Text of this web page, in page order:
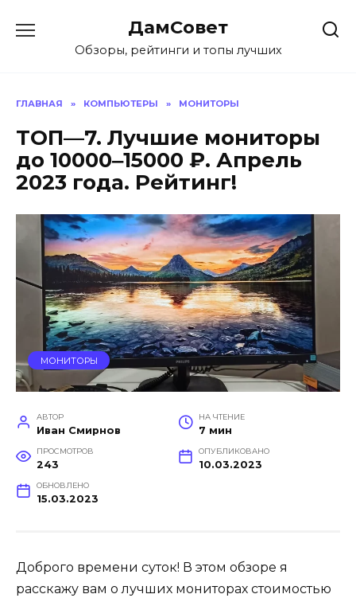
содержанию
ДамСовет
Обзоры, рейтинги и топы лучших
ГЛАВНАЯ » КОМПЬЮТЕРЫ » МОНИТОРЫ
ТОП—7. Лучшие мониторы
до 10000‒15000 ₽. Апрель
2023 года. Рейтинг!
МОНИТОРЫ
АВТОР
Иван Смирнов
НА ЧТЕНИЕ
7 мин
ПРОСМОТРОВ
243
ОПУБЛИКОВАНО
10.03.2023
ОБНОВЛЕНО
15.03.2023
Доброго времени суток! В этом обзоре я
расскажу вам о лучших мониторах стоимостью